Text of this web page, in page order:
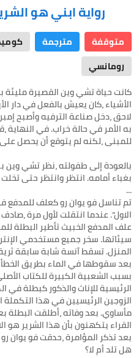
رواية ابني هو
متوقفة مترجمة
رومانسي
كانت حياة تشي وين القصيرة مليئة
الأشياء ،كان يعيش بالفعل في دار
لاحق ،دخل صناعة الترفيه وأصبح
به الأمر في حالة خراب. في
بالعودة إلى طفولته ،نظر تشي وين
تم تناسل فو يوان رو كعلف للمدفع
الاول". عندما انتقلت لأول مرة
علف المدفع الخبيث تأطير البطلة
سيئاتها. سخر جميع مستخدمي
المنزل. تسقط آنسة شابة سابقة
بسبب الشعبية الكبيرة للكتاب
الرئيسية للإناث والذكور كبطلة في
الزوجين الرئيسيين في هذا
مأساوي. بعد وفاته ،أطلقت
بعد تذكر المؤامرة ،حدقت فو يوان
هل تلد أم لا؟